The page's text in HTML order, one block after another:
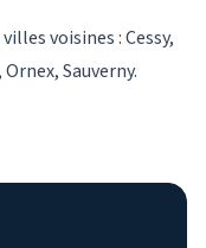
voisines : Cessy,
Sauverny.